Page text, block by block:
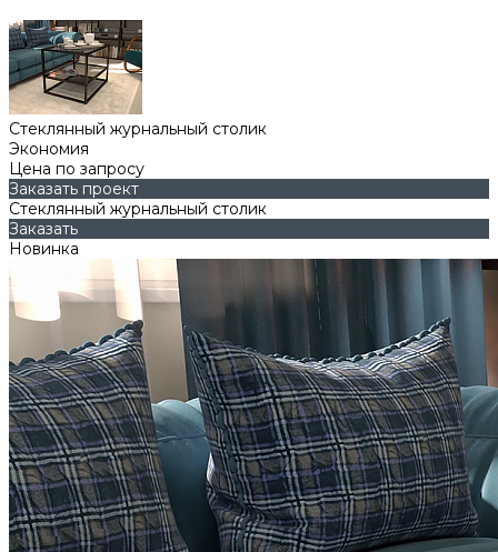
Стеклянный журнальный столик
Экономия
Цена по запросу
Заказать проект
Стеклянный журнальный столик
Заказать
Новинка